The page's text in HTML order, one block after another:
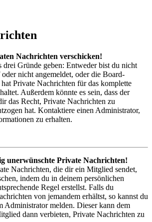
Nachrichten verschicken!
drei Gründe geben: Entweder bist du nicht
nicht angemeldet, oder die Board-
Private Nachrichten für das komplette
Außerdem könnte es sein, dass der
das Recht, Private Nachrichten zu
hat. Kontaktiere einen Administrator,
zu erhalten.
unerwünschte Private Nachrichten!
Nachrichten, die dir ein Mitglied sendet,
indem du in deinem persönlichen
Regel erstellst. Falls du
von jemandem erhältst, so kannst du
Administrator melden. Dieser kann dem
dann verbieten, Private Nachrichten zu